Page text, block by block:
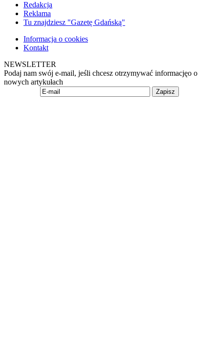
Redakcja
Reklama
Tu znajdziesz "Gazetę Gdańską"
Informacja o cookies
Kontakt
NEWSLETTER
Podaj nam swój e-mail, jeśli chcesz otrzymywać informacjęo o
nowych artykułach
Zapisz